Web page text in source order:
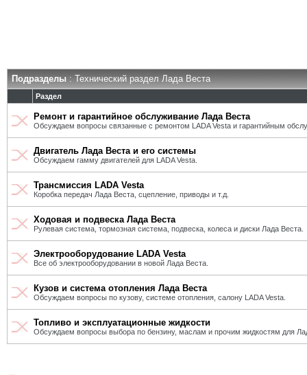
Подразделы: Технический раздел Лада Веста
Раздел
Ремонт и гарантийное обслуживание Лада Веста
Обсуждаем вопросы связанные с ремонтом LADA Vesta и гарантийным
Двигатель Лада Веста и его системы
Обсуждаем гамму двигателей для LADA Vesta.
Трансмиссия LADA Vesta
Коробка передач Лада Веста, сцепление, приводы и т.д.
Ходовая и подвеска Лада Веста
Рулевая система, тормозная система, подвеска, колеса и диски Лада Веста.
Электрооборудование LADA Vesta
Все об электрооборудовании в новой Лада Веста.
Кузов и система отопления Лада Веста
Обсуждаем вопросы по кузову, системе отопления, салону LADA Vesta.
Топливо и эксплуатационные жидкости
Обсуждаем вопросы выбора по бензину, маслам и прочим жидкостям для